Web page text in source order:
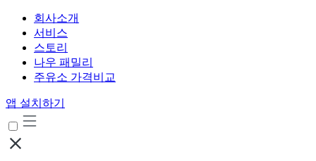
회사소개
서비스
스토리
나우 패밀리
주유소 가격비교
앱 설치하기